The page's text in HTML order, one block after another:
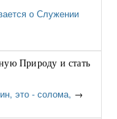
о Служении
Природу и стать
это - солома, →